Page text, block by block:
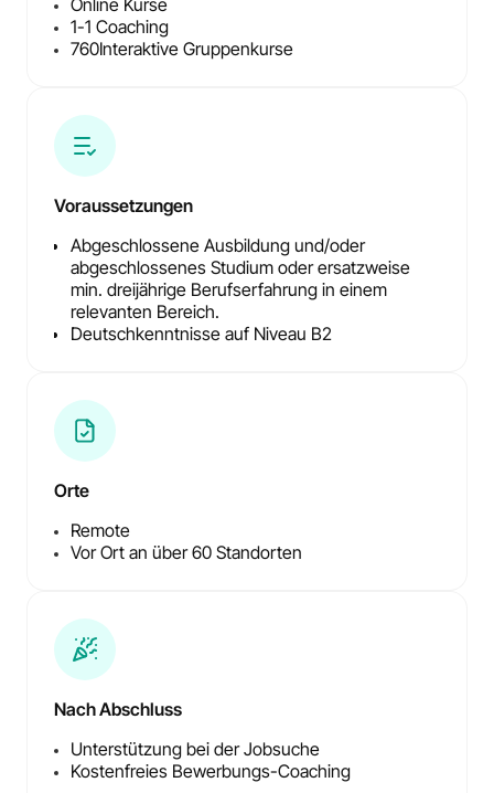
Online Kurse
1-1 Coaching
760Interaktive Gruppenkurse
Voraussetzungen
Abgeschlossene Ausbildung und/oder
abgeschlossenes Studium oder ersatzweise
min. dreijährige Berufserfahrung in einem
relevanten Bereich.
Deutschkenntnisse auf Niveau B2
Orte
Remote
Vor Ort an über 60 Standorten
Nach Abschluss
Unterstützung bei der Jobsuche
Kostenfreies Bewerbungs-Coaching